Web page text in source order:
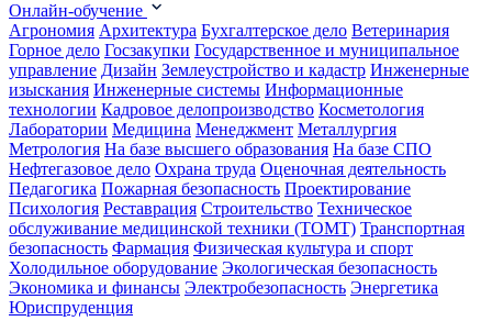
Онлайн-обучение
Агрономия Архитектура Бухгалтерское дело Ветеринария
Горное дело Госзакупки Государственное и муниципальное
управление Дизайн Землеустройство и кадастр Инженерные
изыскания Инженерные системы Информационные
технологии Кадровое делопроизводство Косметология
Лаборатории Медицина Менеджмент Металлургия
Метрология На базе высшего образования На базе СПО
Нефтегазовое дело Охрана труда Оценочная деятельность
Педагогика Пожарная безопасность Проектирование
Психология Реставрация Строительство Техническое
обслуживание медицинской техники (ТОМТ) Транспортная
безопасность Фармация Физическая культура и спорт
Холодильное оборудование Экологическая безопасность
Экономика и финансы Электробезопасность Энергетика
Юриспруденция